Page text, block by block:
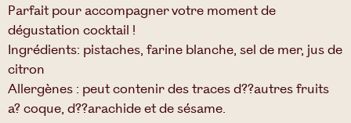
Parfait pour accompagner votre moment de
dégustation cocktail !
Ingrédients: pistaches, farine blanche, sel de mer, jus de
citron
Allergènes : peut contenir des traces d??autres fruits
a? coque, d??arachide et de sésame.